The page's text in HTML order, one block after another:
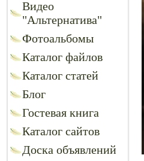
Видео
"Альтернатива"
Фотоальбомы
Каталог файлов
Каталог статей
Блог
Гостевая книга
Каталог сайтов
Доска объявлений